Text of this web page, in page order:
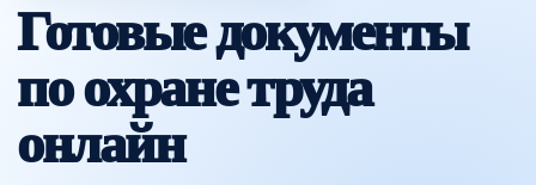
Готовые документы
по охране труда
онлайн